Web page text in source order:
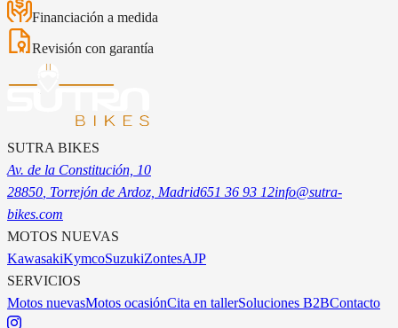
Financiación a medida
Revisión con garantía
SUTRA BIKES
Av. de la Constitución, 10
28850 , Torrejón de Ardoz, Madrid651 36 93 12info@sutra-
bikes.com
MOTOS NUEVAS
KawasakiKymcoSuzukiZontesAJP
SERVICIOS
Motos nuevasMotos ocasiónCita en tallerSoluciones B2BContacto